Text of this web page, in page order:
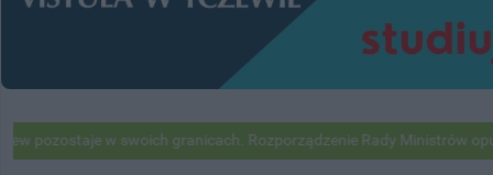
w swoich granicach. Rozporządzenie Rady Ministrów